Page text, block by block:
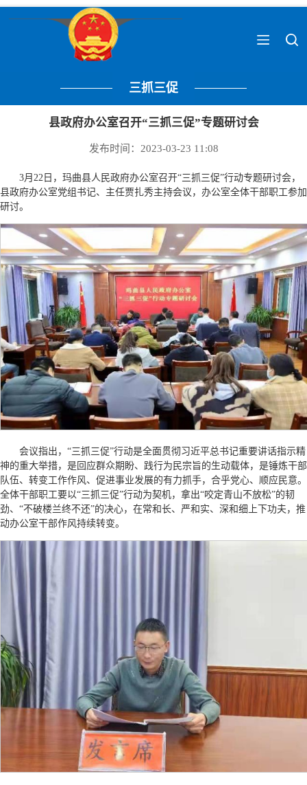
三抓三促
县政府办公室召开“三抓三促”专题研讨会
发布时间：2023-03-23 11:08
3月22日，玛曲县人民政府办公室召开“三抓三促”行动专题研讨会，
县政府办公室党组书记、主任贾扎秀主持会议，办公室全体干部职工参加
研讨。
会议指出，“三抓三促”行动是全面贯彻习近平总书记重要讲话指示精
神的重大举措，是回应群众期盼、践行为民宗旨的生动载体，是锤炼干部
队伍、转变工作作风、促进事业发展的有力抓手，合乎党心、顺应民意。
全体干部职工要以“三抓三促”行动为契机，拿出“咬定青山不放松”的韧
劲、“不破楼兰终不还”的决心，在常和长、严和实、深和细上下功夫，推
动办公室干部作风持续转变。